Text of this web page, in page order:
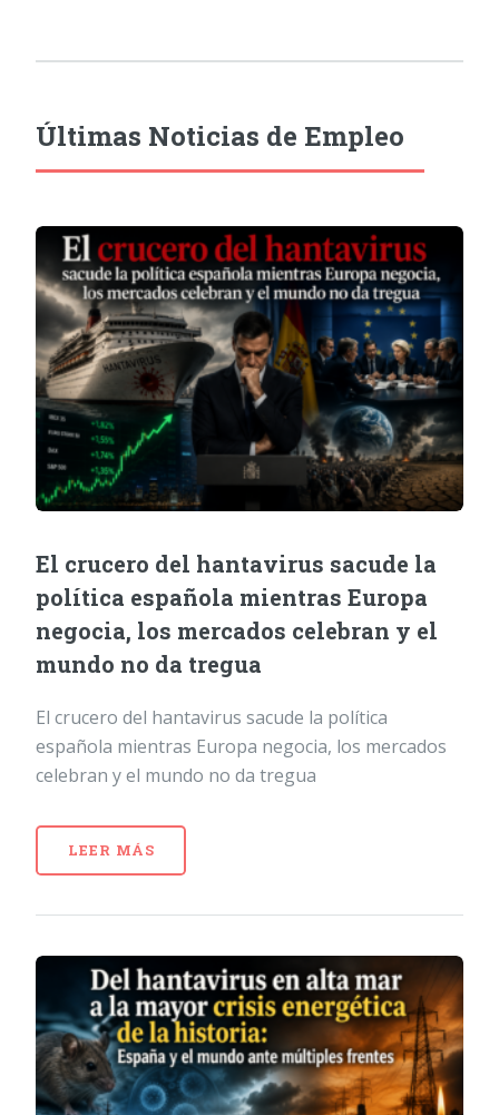
Últimas Noticias de Empleo
El crucero del hantavirus sacude la
política española mientras Europa
negocia, los mercados celebran y el
mundo no da tregua
El crucero del hantavirus sacude la política
española mientras Europa negocia, los mercados
celebran y el mundo no da tregua
LEER MÁS